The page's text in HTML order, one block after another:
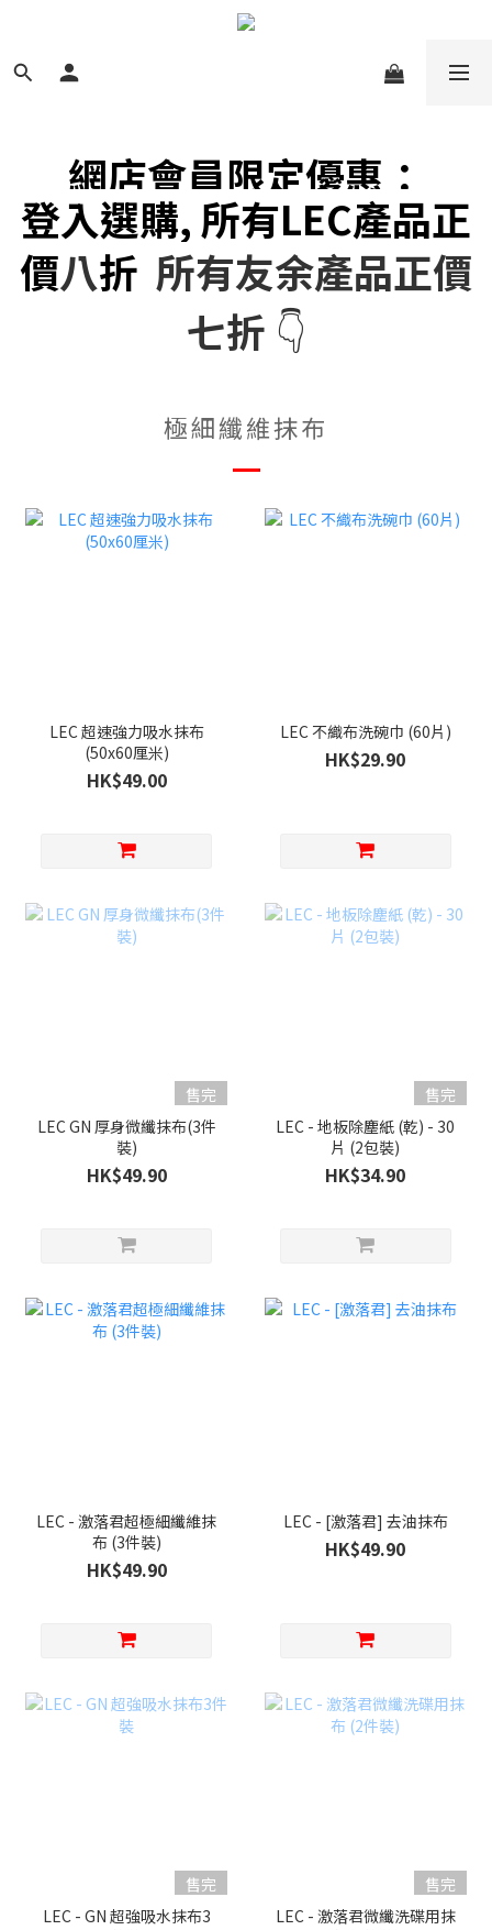
網店會員限定優惠：
登入選購, 所有LEC產品正
價八折 所有友余產品正價
七折 👇
極細纖維抹布
LEC 超速強力吸水抹布
(50x60厘米)
HK$49.00
LEC 不織布洗碗巾 (60片)
HK$29.90
售完
LEC GN 厚身微纖抹布(3件
裝)
HK$49.90
售完
LEC - 地板除塵紙 (乾) - 30
片 (2包裝)
HK$34.90
LEC - 激落君超極細纖維抹
布 (3件裝)
HK$49.90
LEC - [激落君] 去油抹布
HK$49.90
售完
LEC - GN 超強吸水抹布3
售完
LEC - 激落君微纖洗碟用抹